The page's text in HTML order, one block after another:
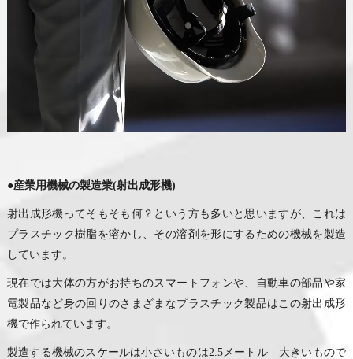
●産業用機械の製造業(射出成形機)
射出成形機ってそもそも何？という方も多いと思いますが、これは
プラスチック樹脂を溶かし、その溶剤を形にするための機械を製造
しています。
現在では大体の方がお持ちのスマートフォンや、自動車の部品や家
電製品など身の回りのさまざまなプラスチック製品はこの射出成形
機で作られています。
製造する機械のスケールは小さいものは2.5メートル 大きいもので